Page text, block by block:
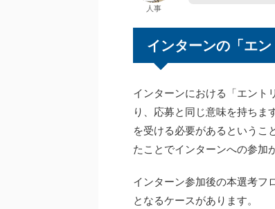
人事
インターンの「エ
インターンにおける「エント
り、応募と同じ意味を持ちま
を受ける必要があるというこ
たことでインターンへの参加
インターン参加後の本選考フ
となるケースがあります。